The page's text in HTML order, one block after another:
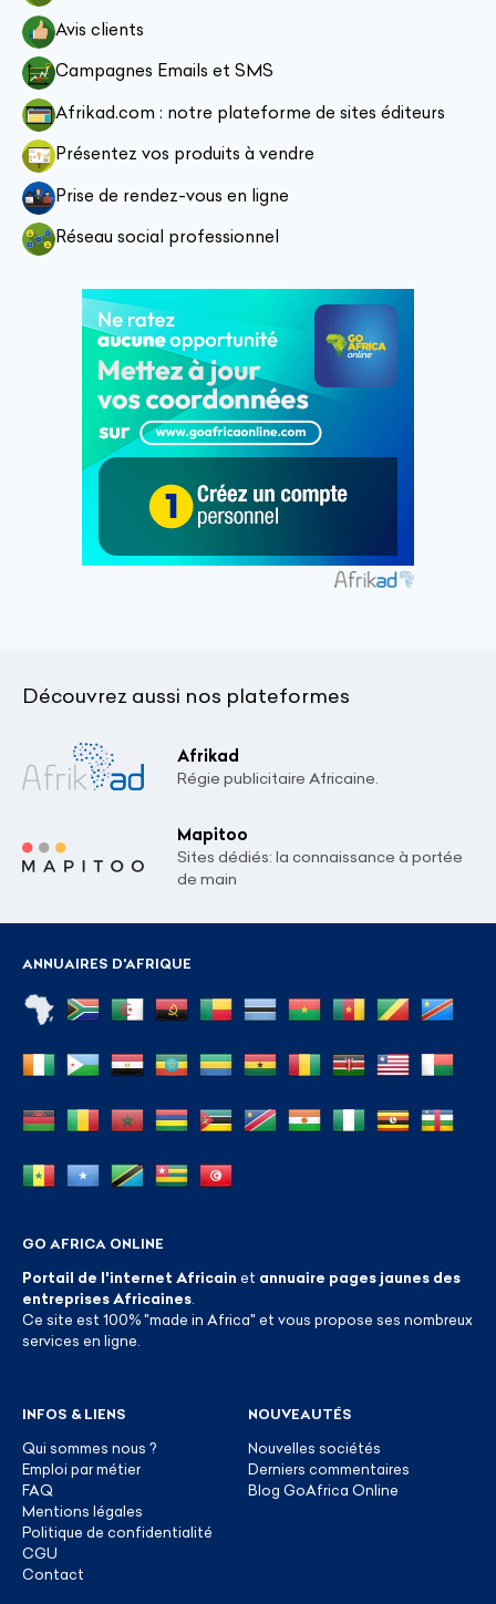
Avis clients
Campagnes Emails et SMS
Afrikad.com : notre plateforme de sites éditeurs
Présentez vos produits à vendre
Prise de rendez-vous en ligne
Réseau social professionnel
Découvrez aussi nos plateformes
Afrikad
Régie publicitaire Africaine.
Mapitoo
Sites dédiés: la connaissance à portée
de main
ANNUAIRES D'AFRIQUE
GO AFRICA ONLINE
Portail de l'internet Africain et annuaire pages jaunes des
entreprises Africaines
Ce site est 100% "made in Africa" et vous propose ses nombreux
services en ligne.
INFOS & LIENS
Qui sommes nous ?
Emploi par métier
FAQ
Mentions légales
Politique de confidentialité
CGU
Contact
NOUVEAUTÉS
Nouvelles sociétés
Derniers commentaires
Blog GoAfrica Online